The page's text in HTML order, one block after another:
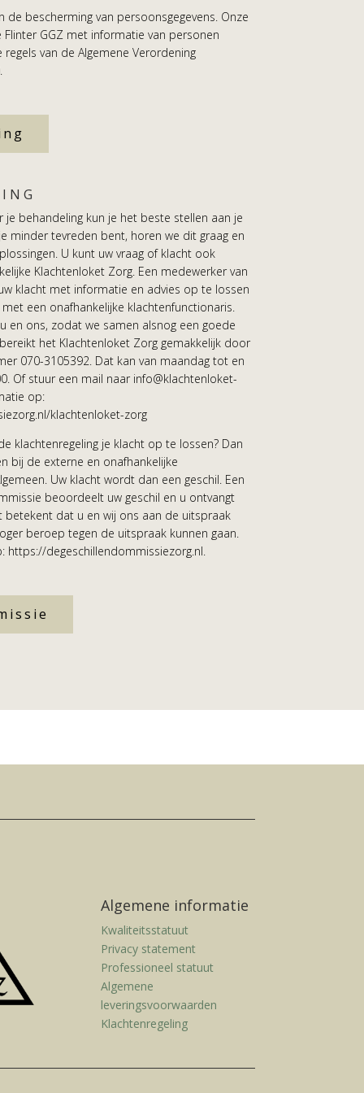
de bescherming van persoonsgegevens. Onze
Flinter GGZ met informatie van personen
van de Algemene Verordening
je behandeling kun je het beste stellen aan je
minder tevreden bent, horen we dit graag en
U kunt uw vraag of klacht ook
Klachtenloket Zorg. Een medewerker van
klacht met informatie en advies op te lossen
een onafhankelijke klachtenfunctionaris.
en ons, zodat we samen alsnog een goede
het Klachtenloket Zorg gemakkelijk door
070-3105392. Dat kan van maandag tot en
Of stuur een mail naar info@klachtenloket-
op:
klachtenloket-zorg
klachtenregeling je klacht op te lossen? Dan
bij de externe en onafhankelijke
Uw klacht wordt dan een geschil. Een
beoordeelt uw geschil en u ontvangt
betekent dat u en wij ons aan de uitspraak
beroep tegen de uitspraak kunnen gaan.
https://degeschillendommissiezorg.nl.
Algemene informatie
Kwaliteitsstatuut
Privacy statement
Professioneel statuut
Algemene
leveringsvoorwaarden
Klachtenregeling